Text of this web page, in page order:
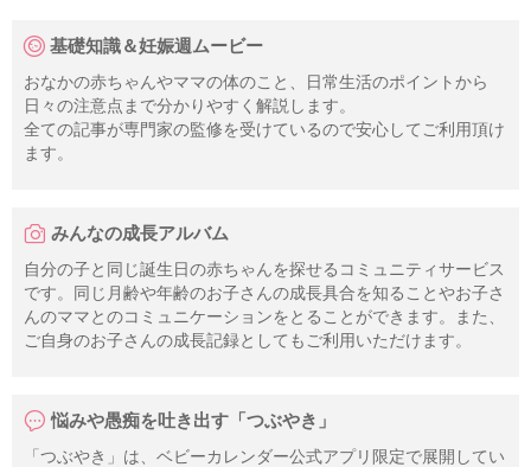
基礎知識＆妊娠週ムービー
おなかの赤ちゃんやママの体のこと、日常生活のポイントから
日々の注意点まで分かりやすく解説します。
全ての記事が専門家の監修を受けているので安心してご利用頂け
ます。
みんなの成長アルバム
自分の子と同じ誕生日の赤ちゃんを探せるコミュニティサービス
です。同じ月齢や年齢のお子さんの成長具合を知ることやお子さ
んのママとのコミュニケーションをとることができます。また、
ご自身のお子さんの成長記録としてもご利用いただけます。
悩みや愚痴を吐き出す「つぶやき」
「つぶやき」は、ベビーカレンダー公式アプリ限定で展開してい